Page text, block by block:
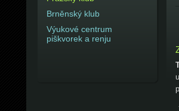
Brněnský klub
Výukové centrum
piškvorek a renju